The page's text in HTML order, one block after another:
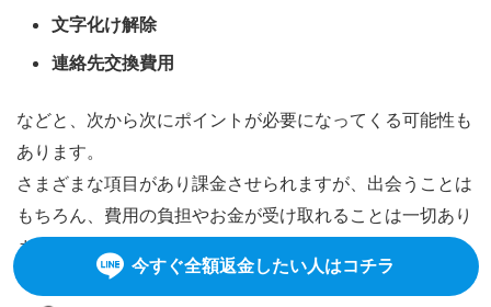
文字化け解除
連絡先交換費用
などと、次から次にポイントが必要になってくる可能性も
あります。
さまざまな項目があり課金させられますが、出会うことは
もちろん、費用の負担やお金が受け取れることは一切あり
ません。
今すぐ全額返金したい人はコチラ